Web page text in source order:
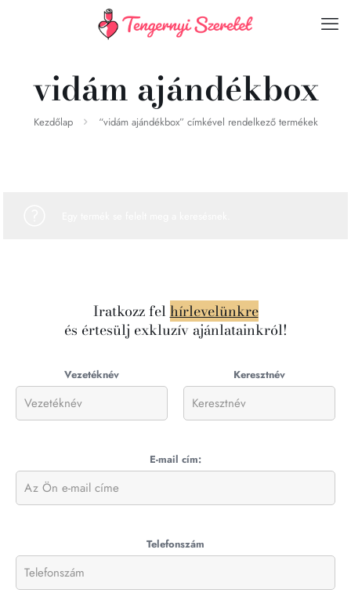
vidám ajándékbox
Kezdőlap “vidám ajándékbox” címkével rendelkező termékek
Iratkozz felhírlevelünkre
és értesülj exkluzív ajánlatainkról!
Vezetéknév Keresztnév
E-mail cím:
Telefonszám